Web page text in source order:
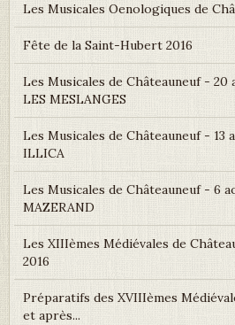
Les Musicales Oenologiques de
Fête de la Saint-Hubert 2016
Les Musicales de Châteauneuf - 20
LES MESLANGES
Les Musicales de Châteauneuf - 13
ILLICA
Les Musicales de Châteauneuf - 6
MAZERAND
Les XIIIèmes Médiévales de
2016
Préparatifs des XVIIIèmes
et après...